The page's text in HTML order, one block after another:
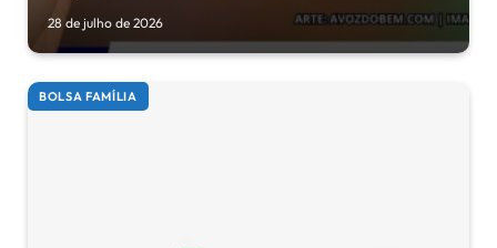
28 de julho de 2026
BOLSA FAMÍLIA